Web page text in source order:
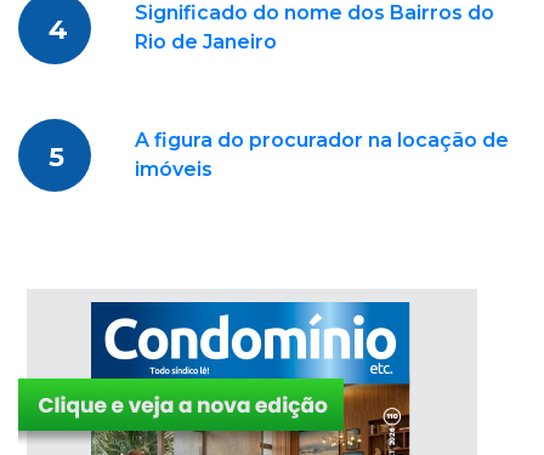
4
Significado do nome dos Bairros do
Rio de Janeiro
5
A figura do procurador na locação de
imóveis